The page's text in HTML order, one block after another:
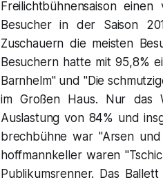
Freilichtbühnensaison
Besucher in der Saison
Zuschauern die meisten
Besuchern hatte mit 95,8%
Barnhelm" und "Die
im Großen Haus. Nur das
Auslastung von 84% und
brechbühne war "Arsen
hoffmannkeller waren
Publikumsrenner. Das